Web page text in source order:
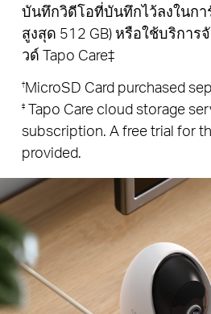
บันทึกวิดีโอที่บันทึกไว้ลงในกา
สูงสุด 512 GB) หรือใช้บริกา
วด์ Tapo Care‡
†MicroSD Card purchased
‡Tapo Care cloud storage
subscription. A free trial for
provided.